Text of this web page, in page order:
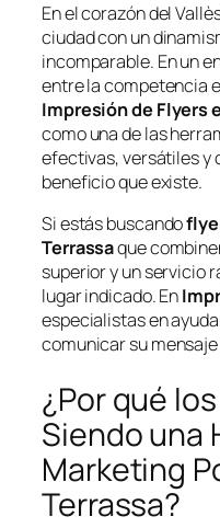
En el corazón del
ciudad con un
incomparable. En un
entre la competencia
Impresión de Flyers
como una de las
efectivas, versátiles y
beneficio que existe.
Si estás buscando
Terrassaque
superior y un servicio
lugar indicado. En
especialistas en
comunicar su
¿Por qué
Siendo una
Marketing
Terrassa?